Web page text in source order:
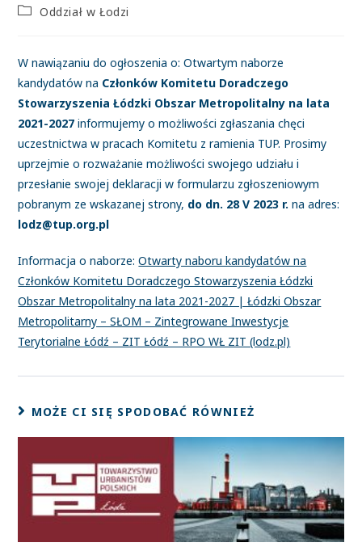
Oddział w Łodzi
W nawiązaniu do ogłoszenia o: Otwartym naborze
kandydatów na Członków Komitetu Doradczego
Stowarzyszenia Łódzki Obszar Metropolitalny na lata
2021-2027 informujemy o możliwości zgłaszania chęci
uczestnictwa w pracach Komitetu z ramienia TUP. Prosimy
uprzejmie o rozważanie możliwości swojego udziału i
przesłanie swojej deklaracji w formularzu zgłoszeniowym
pobranym ze wskazanej strony, do dn. 28 V 2023 r. na adres:
lodz@tup.org.pl
Informacja o naborze:Otwarty naboru kandydatów na
Członków Komitetu Doradczego Stowarzyszenia Łódzki
Obszar Metropolitalny na lata 2021-2027 | Łódzki Obszar
Metropolitarny – SŁOM – Zintegrowane Inwestycje
Terytorialne Łódź – ZIT Łódź – RPO WŁ ZIT (lodz.pl)
MOŻE CI SIĘ SPODOBAĆ RÓWNIEŻ